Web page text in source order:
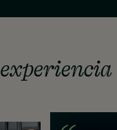
experiencia